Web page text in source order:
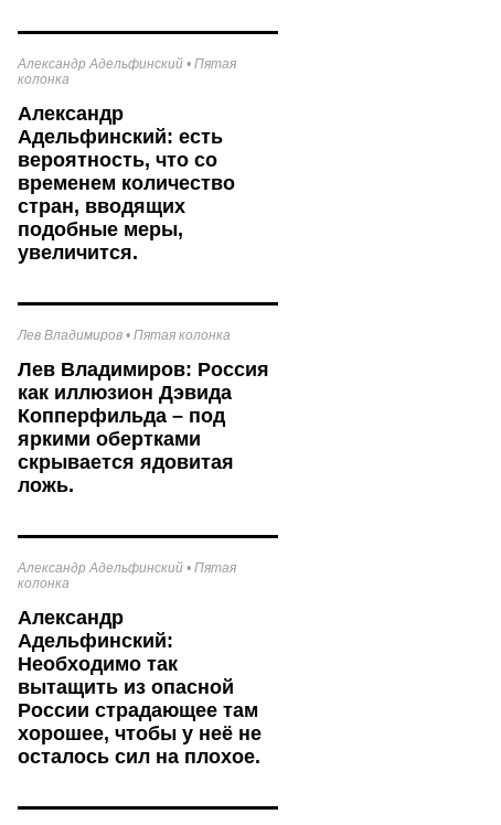
Александр Адельфинский • Пятая
колонка
Александр
Адельфинский: есть
вероятность, что со
временем количество
стран, вводящих
подобные меры,
увеличится.
Лев Владимиров • Пятая колонка
Лев Владимиров: Россия
как иллюзион Дэвида
Копперфильда – под
яркими обертками
скрывается ядовитая
ложь.
Александр Адельфинский • Пятая
колонка
Александр
Адельфинский:
Необходимо так
вытащить из опасной
России страдающее там
хорошее, чтобы у неё не
осталось сил на плохое.